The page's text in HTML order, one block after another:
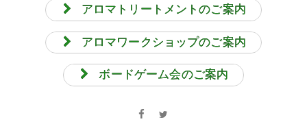
アロマトリートメントのご案内
アロマワークショップのご案内
ボードゲーム会のご案内